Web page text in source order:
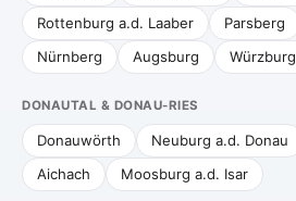
Rottenburg a.d. Laaber
Parsberg
Nürnberg
Augsburg Würzburg
DONAUTAL & DONAU-RIES
Donauwörth Neuburg a.d. Donau
Aichach
Moosburg a.d. Isar